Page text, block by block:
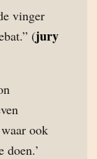
vinger
(jury
ook
doen.’